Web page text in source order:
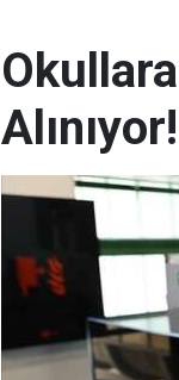
Alınıyor!